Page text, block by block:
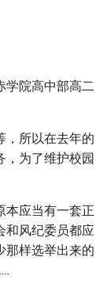
学院高中部高二
，所以在去年的
，为了维护校园
本应当有一套正
和风纪委员都应
那样选举出来的